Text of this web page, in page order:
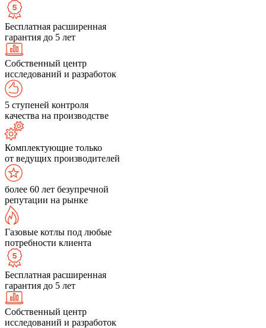
Бесплатная расширенная
гарантия до 5 лет
Собственный центр
исследований и разработок
5 ступеней контроля
качества на производстве
Комплектующие только
от ведущих производителей
более 60 лет безупречной
репутации на рынке
Газовые котлы под любые
потребности клиента
Бесплатная расширенная
гарантия до 5 лет
Собственный центр
исследований и разработок